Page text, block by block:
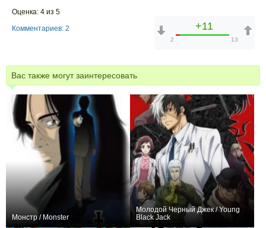
Оценка: 4 из 5
Комментариев: 2
+11
2 13
Вас также могут заинтересовать
Монстр / Monster
Молодой Черный Джек / Young
Black Jack